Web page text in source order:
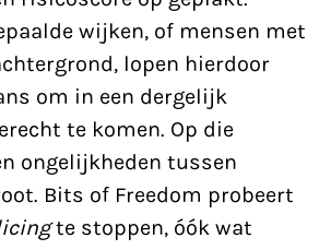
wijken, of mensen met
lopen hierdoor
om in een dergelijk
te komen. Op die
ongelijkheden tussen
Bits of Freedom probeert
te stoppen, óók wat